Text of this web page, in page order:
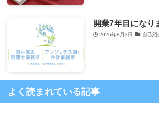
開業7年目になり
2026年8月3日 自己紹
よく読まれている記事